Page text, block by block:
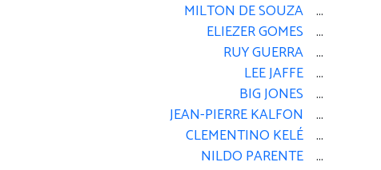
MILTON DE SOUZA
ELIEZER GOMES
RUY GUERRA
LEE JAFFE
BIG JONES
JEAN-PIERRE KALFON
CLEMENTINO KELÉ
NILDO PARENTE
...
...
...
...
...
...
...
...